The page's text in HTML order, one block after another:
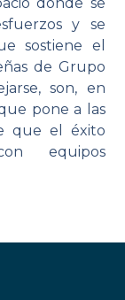
donde se
y se
sostiene el
de Grupo
son, en
pone a las
que el éxito
equipos